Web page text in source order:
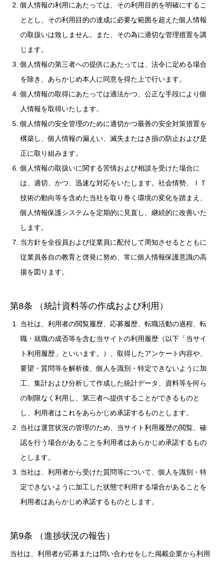
個人情報の利用にあたっては、その利用目的を明確にするこ
ととし、その利用目的の達成に必要な範囲を超えた個人情報
の取扱いは致しません。また、その為に適切な管理措置を講
じます。
個人情報の第三者への提供にあたっては、法令に定める場合
を除き、あらかじめ本人に同意を得た上で行います。
個人情報の取得にあたっては適法かつ、公正な手段により個
人情報を取得いたします。
個人情報の安全管理のために適切かつ最善の安全対策措置を
構築し、個人情報の漏えい、滅失またはき損の防止および是
正に取り組みます。
個人情報の取扱いに関する苦情および相談を受けた場合に
は、適切、かつ、迅速な対応をいたします。社会情勢、ＩＴ
技術の動向等を含めた当社を取り巻く環境の変化を踏まえ、
個人情報保護システムを定期的に見直し、継続的に改善いた
します。
当方針を全役員および従業員に配付して周知させるとともに
従業員各自の教育と啓発に努め、常に個人情報保護意識の高
揚を図ります。
第8条 （統計資料等の作成および利用）
当社は、利用者の閲覧履歴、応募履歴、転職活動の過程、転
職・就職の成否等を含む当サイトの利用履歴（以下「当サイ
ト利用履歴」といいます。）、取得したアンケート内容や、
要望・質問等を解析後、個人を識別・特定できないように加
工、集計および分析して作成した統計データ、資料等を何ら
の制限なく利用し、第三者へ提供することができるものと
し、利用者はこれをあらかじめ承諾するものとします。
当社は運営状況の管理のため、当サイト利用履歴の閲覧、確
認を行う場合があることを利用者はあらかじめ承諾するもの
とします。
当社は、利用者から受けた質問等について、個人を識別・特
定できないように加工した状態で利用する場合があることを
利用者はあらかじめ承諾するものとします。
第9条 （進捗状況の報告）
当社は、利用者が応募または問い合わせをした掲載企業から利用